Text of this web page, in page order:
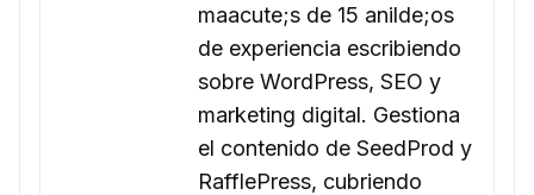
maacute;s de 15 anilde;os
de experiencia escribiendo
sobre WordPress, SEO y
marketing digital. Gestiona
el contenido de SeedProd y
RafflePress, cubriendo